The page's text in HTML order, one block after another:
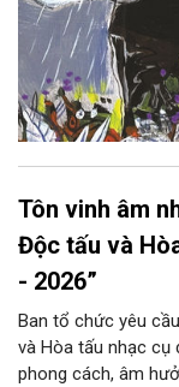
Tôn vinh âm
Độc tấu và
- 2026”
Ban tổ chức yêu
và Hòa tấu nhạc cụ
phong cách, âm